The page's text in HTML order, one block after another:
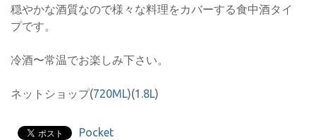
穏やかな酒質なので様々な料理をカバーする食中酒タイ
プです。
冷酒〜常温でお楽しみ下さい。
ネットショップ(720ML)(1.8L)
Pocket